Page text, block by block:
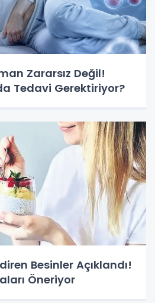
Zararsız Değil!
Tedavi Gerektiriyor?
Besinler Açıklandı!
Öneriyor